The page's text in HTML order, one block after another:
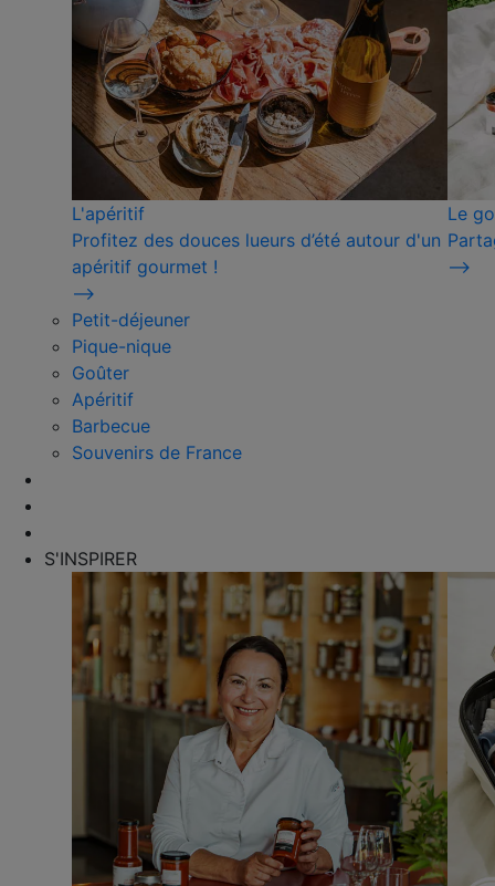
L'apéritif
Profitez des douces lueurs d’été autour d'un
apéritif gourmet !
⟶
Le
⟶
Petit-déjeuner
Pique-nique
Goûter
Apéritif
Barbecue
Souvenirs de France
S'INSPIRER